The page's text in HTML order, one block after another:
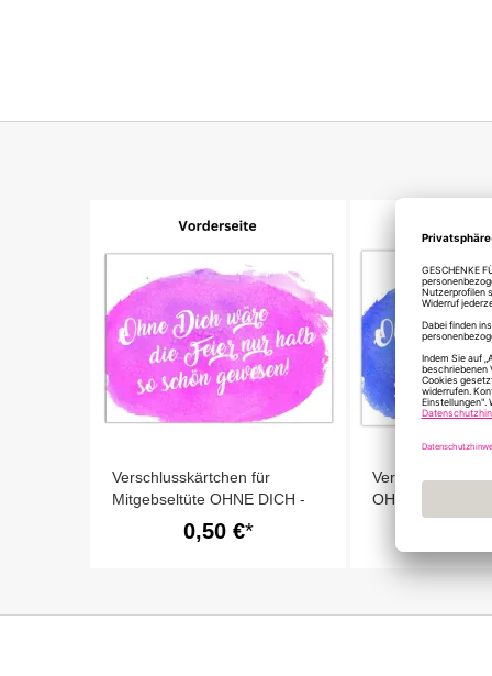
Verschlusskärtchen für
Mitgebseltüte OHNE DICH -
0,50 €
OHNE DICH - blau